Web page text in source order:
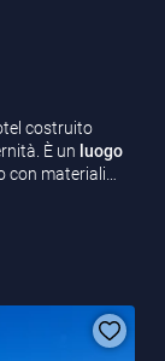
costruito
È un luogo
con materiali…